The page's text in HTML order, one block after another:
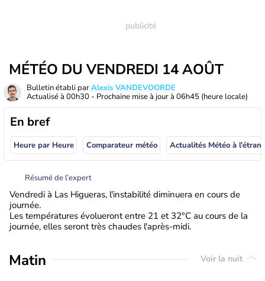
MÉTÉO DU VENDREDI 14 AOÛT
Bulletin établi parAlexis VANDEVOORDE
Actualisé à 00h30 - Prochaine mise à jour à 06h45 (heure locale)
En bref
Heure par Heure Comparateur météo
Résumé de l’expert
Vendredi à Las Higueras, l'instabilité diminuera en cours de
journée.
Les températures évolueront entre 21 et 32°C au cours de la
journée, elles seront très chaudes l'après-midi.
Matin Voir la nuit